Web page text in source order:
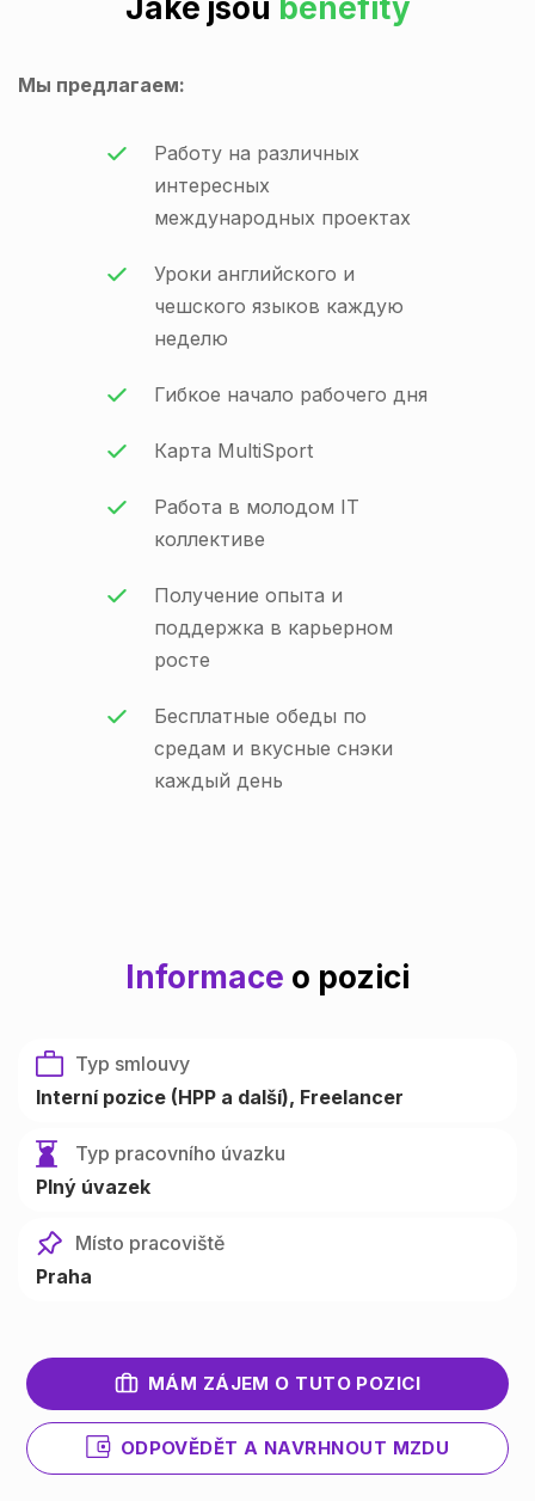
Jaké jsou benefity
Мы предлагаем:
Работу на различных
интересных
международных проектах
Уроки английского и
чешского языков каждую
неделю
Гибкое начало рабочего дня
Карта MultiSport
Работа в молодом IT
коллективе
Получение опыта и
поддержка в карьерном
росте
Бесплатные обеды по
средам и вкусные снэки
каждый день
Informace o pozici
Typ smlouvy
Interní pozice (HPP a další) Freelancer
Typ pracovního úvazku
Plný úvazek
Místo pracoviště
Praha
MÁM ZÁJEM O TUTO POZICI
ODPOVĚDĚT A NAVRHNOUT MZDU